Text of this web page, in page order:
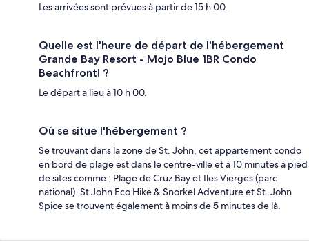
Les arrivées sont prévues à partir de 15 h 00.
Quelle est l'heure de départ de l'hébergement
Grande Bay Resort - Mojo Blue 1BR Condo
Beachfront! ?
Le départ a lieu à 10 h 00.
Où se situe l'hébergement ?
Se trouvant dans la zone de St. John, cet appartement condo
en bord de plage est dans le centre-ville et à 10 minutes à pied
de sites comme : Plage de Cruz Bay et Iles Vierges (parc
national). St John Eco Hike & Snorkel Adventure et St. John
Spice se trouvent également à moins de 5 minutes de là.